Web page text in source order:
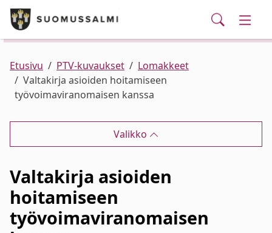
Siirry pääsisältöön
Puhelinluettelo/yhteystiedot
Palvelut
Ajankohtaista
Verkkokauppa
Haku
Kunta ja hallinto
Asuminen ja ympäristö
Varhaiskasvatus ja koulutus
Kulttuuri, vapaa-aika ja nuoret
Etusivu PTV-kuvaukset
Lomakkeet
Valtakirja asioiden hoitamiseen
työvoimaviranomaisen kanssa
Valikko
Valtakirja asioiden
hoitamiseen
työvoimaviranomaisen